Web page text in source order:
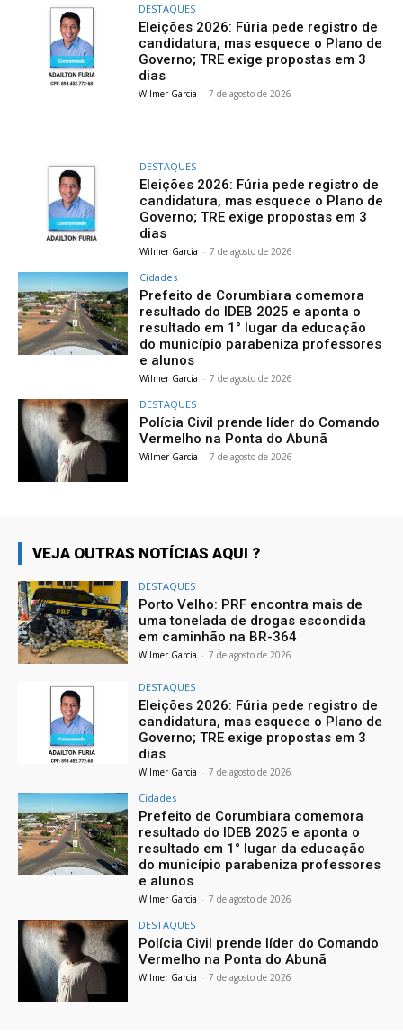
DESTAQUES
Eleições 2026: Fúria pede registro de
candidatura, mas esquece o Plano de
Governo; TRE exige propostas em 3
dias
Wilmer Garcia - 7 de agosto de 2026
DESTAQUES
Eleições 2026: Fúria pede registro de
candidatura, mas esquece o Plano de
Governo; TRE exige propostas em 3
dias
Wilmer Garcia - 7 de agosto de 2026
Cidades
Prefeito de Corumbiara comemora
resultado do IDEB 2025 e aponta o
resultado em 1° lugar da educação
do município parabeniza professores
e alunos
Wilmer Garcia - 7 de agosto de 2026
DESTAQUES
Polícia Civil prende líder do Comando
Vermelho na Ponta do Abunã
Wilmer Garcia - 7 de agosto de 2026
VEJA OUTRAS NOTÍCIAS AQUI ?
DESTAQUES
Porto Velho: PRF encontra mais de
uma tonelada de drogas escondida
em caminhão na BR-364
Wilmer Garcia - 7 de agosto de 2026
DESTAQUES
Eleições 2026: Fúria pede registro de
candidatura, mas esquece o Plano de
Governo; TRE exige propostas em 3
dias
Wilmer Garcia - 7 de agosto de 2026
Cidades
Prefeito de Corumbiara comemora
resultado do IDEB 2025 e aponta o
resultado em 1° lugar da educação
do município parabeniza professores
e alunos
Wilmer Garcia - 7 de agosto de 2026
DESTAQUES
Polícia Civil prende líder do Comando
Vermelho na Ponta do Abunã
Wilmer Garcia - 7 de agosto de 2026